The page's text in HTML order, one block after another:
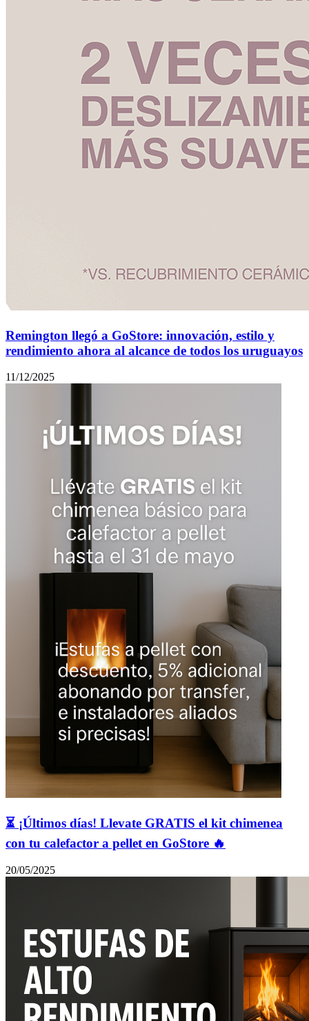
Remington llegó a GoStore: innovación, estilo y
rendimiento ahora al alcance de todos los uruguayos
11/12/2025
⏳ ¡Últimos días! Llevate GRATIS el kit chimenea
con tu calefactor a pellet en GoStore 🔥
20/05/2025